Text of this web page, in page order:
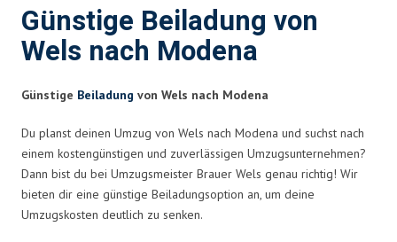
Günstige Beiladung von
Wels nach Modena
Günstige Beiladung von Wels nach Modena
Du planst deinen Umzug von Wels nach Modena und suchst nach
einem kostengünstigen und zuverlässigen Umzugsunternehmen?
Dann bist du bei Umzugsmeister Brauer Wels genau richtig! Wir
bieten dir eine günstige Beiladungsoption an, um deine
Umzugskosten deutlich zu senken.